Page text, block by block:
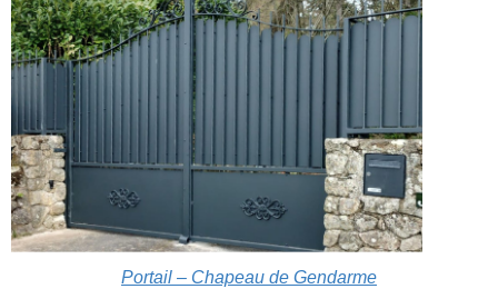
Portail – Chapeau de Gendarme